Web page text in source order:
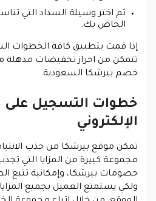
ثم اختر وسيلة السداد التي
الخاص بك.
إذا قمت بتطبيق كافة الخطوات
تتمكن من احراز تخفيضات مذهلة
خصم بيرشكا السعودية.
خطوات التسجيل على
الإلكتروني
تمكن موقع بيرشكا من جذب
مجموعة كبيرة من المزايا التي
خصومات بيرشكا، وإمكانية تتبع
ولكي يستمتع العميل بجميع